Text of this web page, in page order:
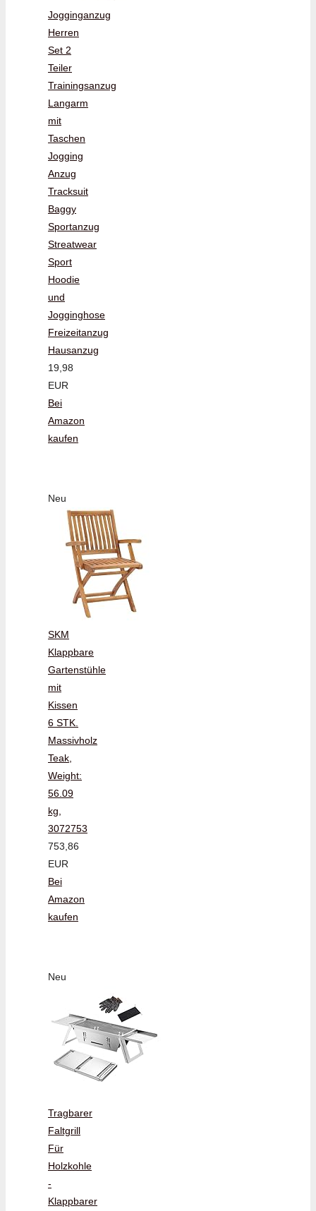
Jogginganzug
Herren
Set 2
Teiler
Trainingsanzug
Langarm
mit
Taschen
Jogging
Anzug
Tracksuit
Baggy
Sportanzug
Streatwear
Sport
Hoodie
und
Jogginghose
Freizeitanzug
Hausanzug
19,98
EUR
Bei
Amazon
kaufen
Neu
SKM
Klappbare
Gartenstühle
mit
Kissen
6 STK.
Massivholz
Teak,
Weight:
56.09
kg,
3072753
753,86
EUR
Bei
Amazon
kaufen
Neu
Tragbarer
Faltgrill
Für
Holzkohle
-
Klappbarer